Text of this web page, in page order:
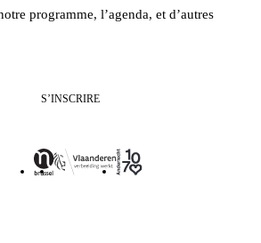
programme, l’agenda, et d’autres
S’INSCRIRE